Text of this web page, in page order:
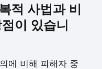
적 사법과 비
이 있습니
에 비해 피해자 중